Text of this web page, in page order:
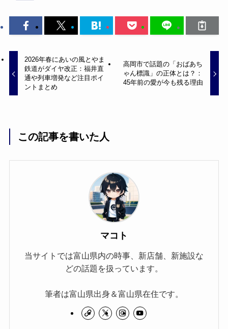
2026年春にあいの風とやま
鉄道がダイヤ改正：福井直
通や列車増発など注目ポイ
ントまとめ
高岡市で話題の「おばあち
ゃん標識」の正体とは？：
45年前の愛が今も残る理由
この記事を書いた人
マコト
当サイトでは富山県内の時事、新店舗、新施設な
どの話題を扱っています。
筆者は富山県出身＆富山県在住です。